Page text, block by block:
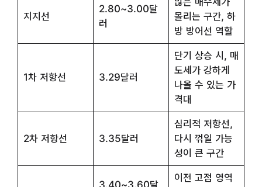
지지선
2.80~3.00달
러
몰리는 구간, 하
방 방어선 역할
1차 저항선 3.29달러
단기 상승 시, 매
도세가 강하게
나올 수 있는 가
격대
2차 저항선 3.35달러
심리적 저항선,
다시 꺾일 가능
성이 큰 구간
이전 고점 영역